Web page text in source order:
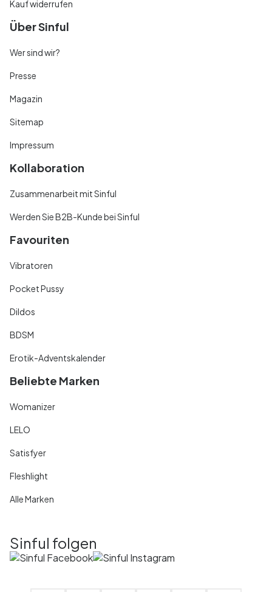
Kauf widerrufen
Über Sinful
Wer sind wir?
Presse
Magazin
Sitemap
Impressum
Kollaboration
Zusammenarbeit mit Sinful
Werden Sie B2B-Kunde bei Sinful
Favouriten
Vibratoren
Pocket Pussy
Dildos
BDSM
Erotik-Adventskalender
Beliebte Marken
Womanizer
LELO
Satisfyer
Fleshlight
Alle Marken
Sinful folgen